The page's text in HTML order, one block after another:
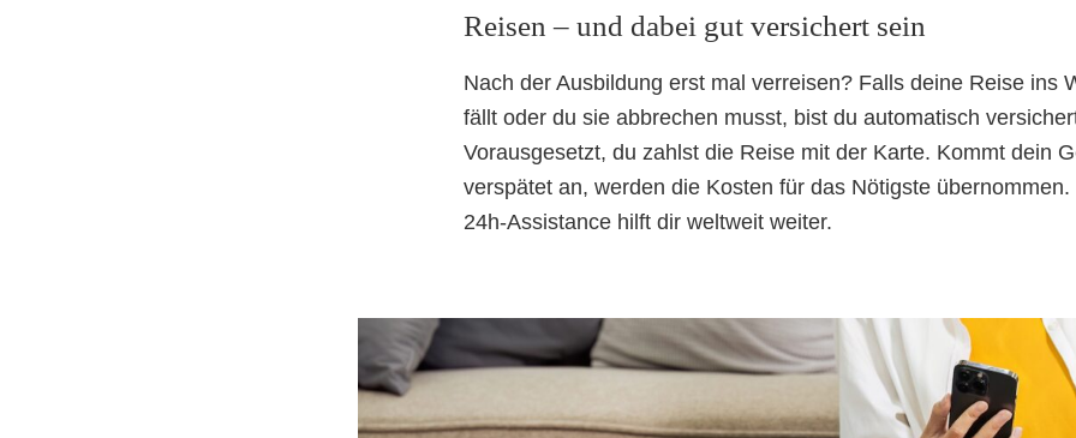
Reisen – und dabei gut versichert sein
Nach der Ausbildung erst mal verreisen? Falls deine Reise ins
fällt oder du sie abbrechen musst, bist du automatisch
Vorausgesetzt, du zahlst die Reise mit der Karte. Kommt dein
verspätet an, werden die Kosten für das Nötigste übernommen.
24h-Assistance hilft dir weltweit weiter.